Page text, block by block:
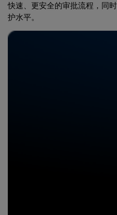
快速、更安全的审批流程，同
护水平。